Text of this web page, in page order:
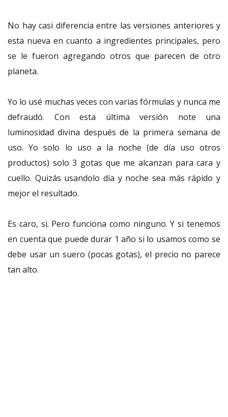
No hay casi diferencia entre las versiones anteriores y
esta nueva en cuanto a ingredientes principales, pero
se le fueron agregando otros que parecen de otro
planeta.
Yo lo usé muchas veces con varias fórmulas y nunca me
defraudó. Con esta última versión note una
luminosidad divina después de la primera semana de
uso. Yo solo lo uso a la noche (de día uso otros
productos) solo 3 gotas que me alcanzan para cara y
cuello. Quizás usandolo día y noche sea más rápido y
mejor el resultado.
Es caro, si. Pero funciona como ninguno. Y si tenemos
en cuenta que puede durar 1 año si lo usamos como se
debe usar un suero (pocas gotas), el precio no parece
tan alto.